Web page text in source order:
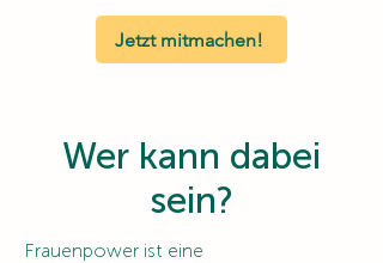
Jetzt mitmachen!
Wer kann dabei
sein?
Frauenpower ist eine